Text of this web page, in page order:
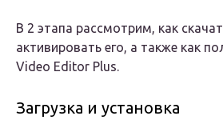
В 2 этапа рассмотрим, как
активировать его, а также как
Video Editor Plus.
Загрузка и установка